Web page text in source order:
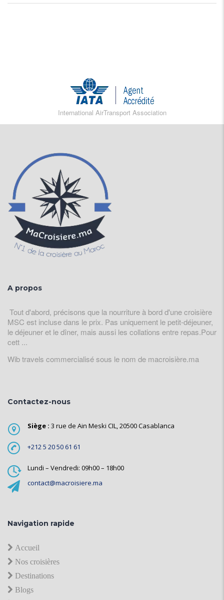
International AirTransport Association
A propos
Tout d'abord, précisons que la nourriture à bord d'une croisière
MSC est incluse dans le prix. Pas uniquement le petit-déjeuner,
le déjeuner et le dîner, mais aussi les collations entre repas.Pour
cett ...
Wib travels commercialisé sous le nom de macroisière.ma
Contactez-nous
Siège : 3 rue de Ain Meski CIL, 20500 Casablanca
+212 5 20 50 61 61
Lundi – Vendredi: 09h00 – 18h00
contact@macroisiere.ma
Navigation rapide
Accueil
Nos croisières
Destinations
Blogs